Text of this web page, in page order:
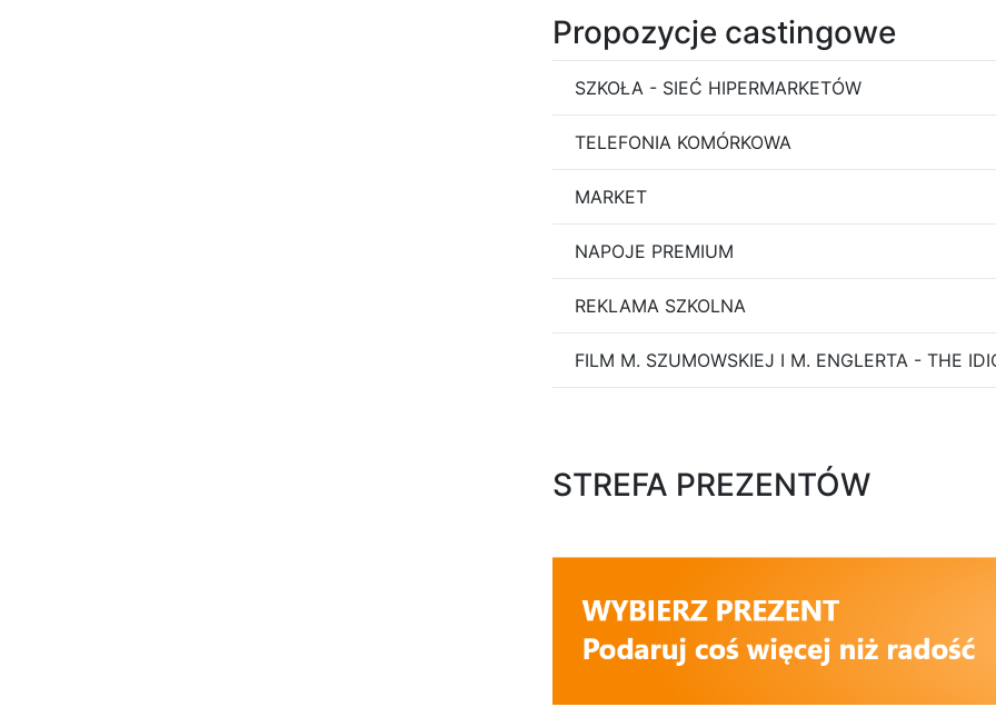
Propozycje castingowe
SZKOŁA - SIEĆ HIPERMARKETÓW
TELEFONIA KOMÓRKOWA
MARKET
NAPOJE PREMIUM
REKLAMA SZKOLNA
FILM M. SZUMOWSKIEJ I M. ENGLERTA - THE
STREFA PREZENTÓW